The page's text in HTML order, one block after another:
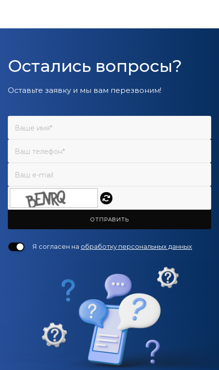
Остались вопросы?
Оставьте заявку и мы вам перезвоним!
ОТПРАВИТЬ
Я согласен на обработку персональных данных